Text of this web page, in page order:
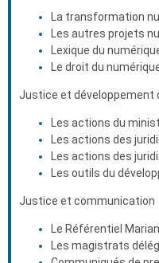
La transformation
Les autres projets
Lexique du
Le droit du
Justice et développement
Les actions du
Les actions des
Les actions des
Les outils du
Justice et communication
Le Référentiel
Les magistrats